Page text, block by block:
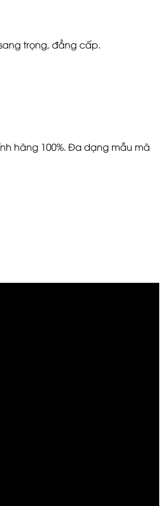
trọng, đẳng cấp.
hãng 100%. Đa dạng mẫu mã